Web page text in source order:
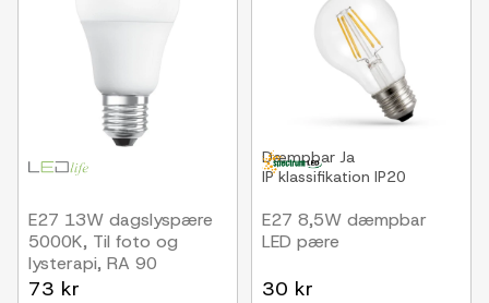
E27 13W dagslyspære
5000K, Til foto og
lysterapi, RA 90
73 kr
Dæmpbar Ja
IP klassifikation IP20
E27 8,5W dæmpbar
LED pære
30 kr